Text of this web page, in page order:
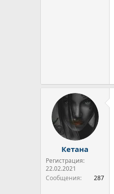
Кетана
Регистрация:
22.02.2021
Сообщения
287